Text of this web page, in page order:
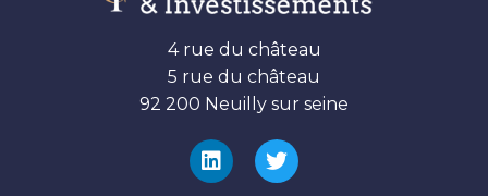
4 rue du château
5 rue du château
92 200 Neuilly sur seine